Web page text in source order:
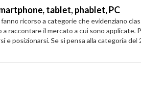
tablet, phablet, PC
ricorso a categorie che evidenziano
raccontare il mercato a cui sono
posizionarsi. Se si pensa alla categoria